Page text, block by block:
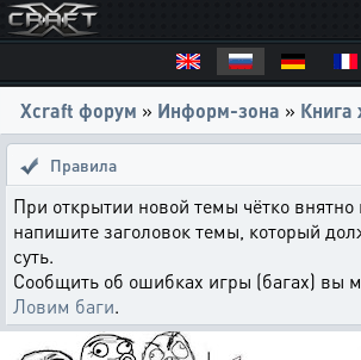
Xcraft форум » Информ-зона » Книга
Правила
При открытии новой темы чётко внятно
напишите заголовок темы, который
суть.
Сообщить об ошибках игры (багах) вы
Ловим баги.